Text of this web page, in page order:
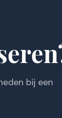
bij een